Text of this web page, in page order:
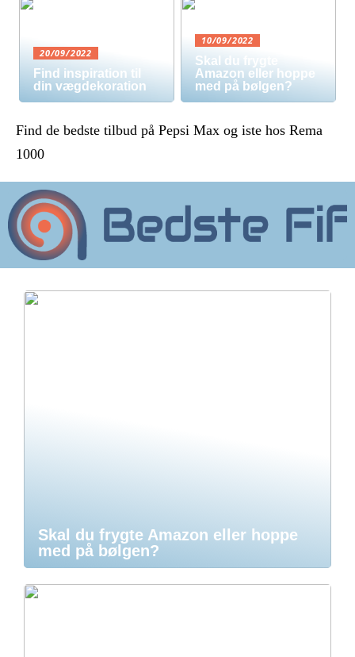
20/09/2022
Find inspiration til
din vægdekoration
10/09/2022
Skal du frygte
Amazon eller hoppe
med på bølgen?
Find de bedste tilbud på Pepsi Max og iste hos Rema
1000
Skal du frygte Amazon eller hoppe
med på bølgen?